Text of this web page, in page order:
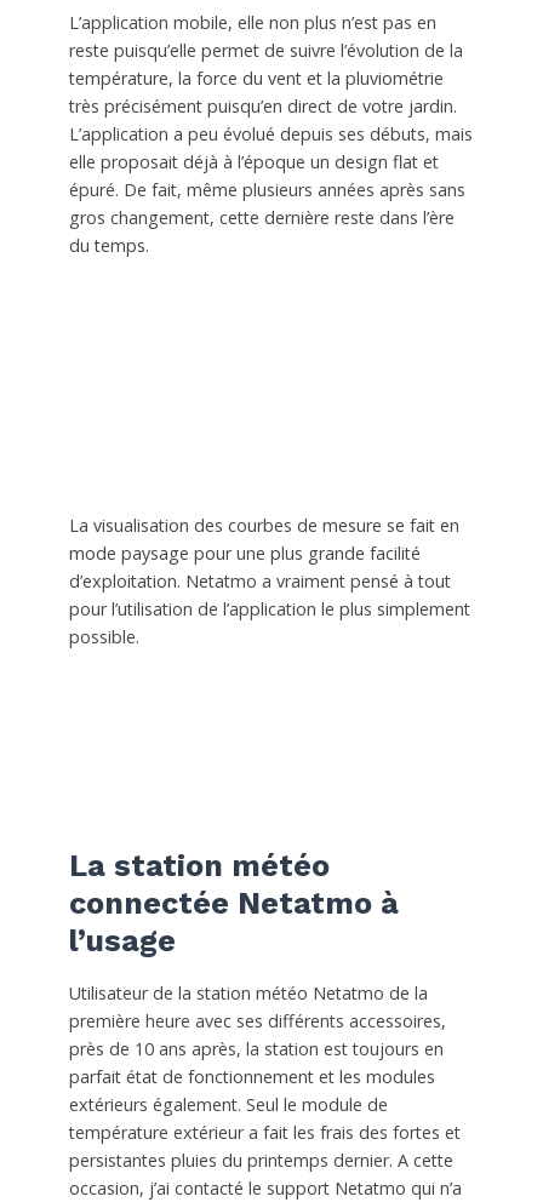
L’application mobile, elle non plus n’est pas en
reste puisqu’elle permet de suivre l’évolution de la
température, la force du vent et la pluviométrie
très précisément puisqu’en direct de votre jardin.
L’application a peu évolué depuis ses débuts, mais
elle proposait déjà à l’époque un design flat et
épuré. De fait, même plusieurs années après sans
gros changement, cette dernière reste dans l’ère
du temps.
La visualisation des courbes de mesure se fait en
mode paysage pour une plus grande facilité
d’exploitation. Netatmo a vraiment pensé à tout
pour l’utilisation de l’application le plus simplement
possible.
La station météo
connectée Netatmo à
l’usage
Utilisateur de la station météo Netatmo de la
première heure avec ses différents accessoires,
près de 10 ans après, la station est toujours en
parfait état de fonctionnement et les modules
extérieurs également. Seul le module de
température extérieur a fait les frais des fortes et
persistantes pluies du printemps dernier. A cette
occasion, j’ai contacté le support Netatmo qui n’a